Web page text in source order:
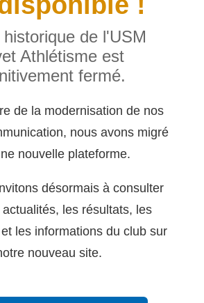
historique de l'USM
Athlétisme est
fermé.
de la modernisation de nos
nous avons migré
nouvelle plateforme.
désormais à consulter
les résultats, les
les informations du club sur
nouveau site.